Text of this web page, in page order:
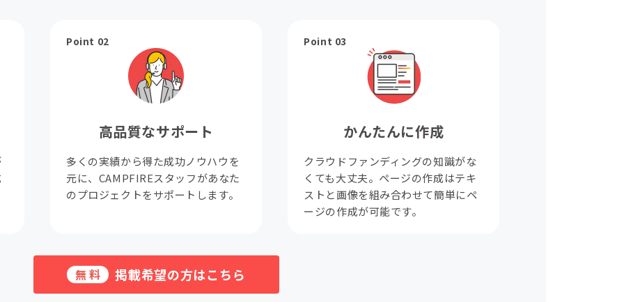
Point 02
高品質なサポート
多くの実績から得た成功ノウハウを
元に、CAMPFIREスタッフがあなた
のプロジェクトをサポートします。
Point 03
かんたんに作成
クラウドファンディングの知識がな
くても大丈夫。ページの作成はテキ
ストと画像を組み合わせて簡単にペ
ージの作成が可能です。
無料 掲載希望の方はこちら